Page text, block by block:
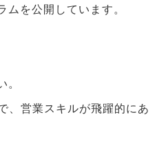
を公開しています。
、営業スキルが飛躍的にあ